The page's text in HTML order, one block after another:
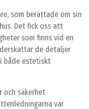
som berättade om sin
Det fick oss att
som finns vid en
de detaljer
både estetiskt
och säkerhet
var